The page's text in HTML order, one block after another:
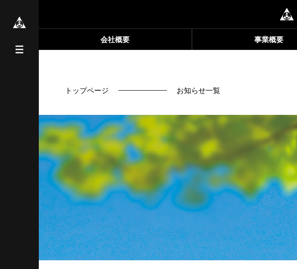
会社概要 事業概要
トップページ お知らせ一覧